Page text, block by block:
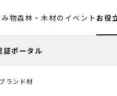
物森林・木材のイベント お役
証ポータル
ランド材